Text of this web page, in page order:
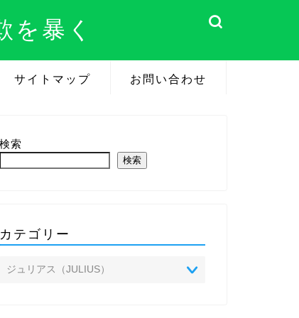
暴く
サイトマップ お問い合わせ
検索
検索
カテゴリー